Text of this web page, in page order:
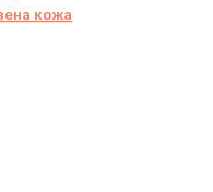
кожа